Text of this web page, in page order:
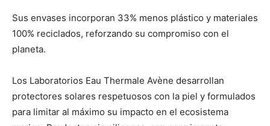
Sus envases incorporan 33% menos plástico y materiales
100% reciclados, reforzando su compromiso con el
planeta.
Los Laboratorios Eau Thermale Avène desarrollan
protectores solares respetuosos con la piel y formulados
para limitar al máximo su impacto en el ecosistema